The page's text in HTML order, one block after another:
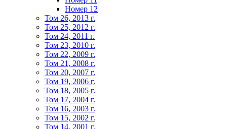
Номер 12
Том 26, 2013 г.
Том 25, 2012 г.
Том 24, 2011 г.
Том 23, 2010 г.
Том 22, 2009 г.
Том 21, 2008 г.
Том 20, 2007 г.
Том 19, 2006 г.
Том 18, 2005 г.
Том 17, 2004 г.
Том 16, 2003 г.
Том 15, 2002 г.
Том 14, 2001 г.